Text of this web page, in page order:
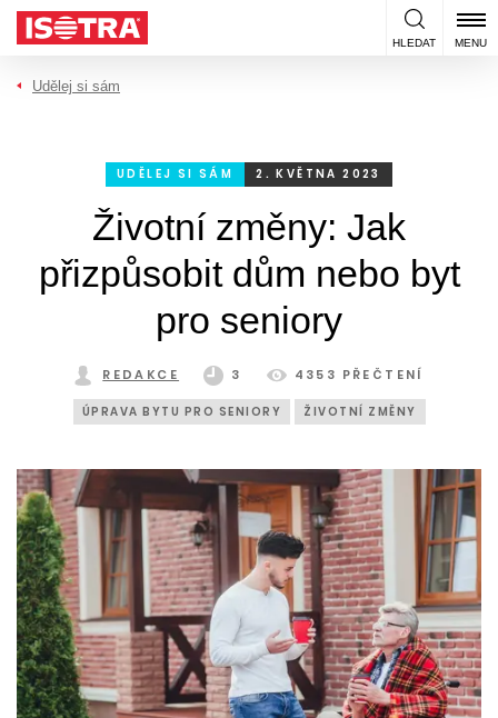
Přeskočit na obsah
HLEDAT MENU
Udělej si sám
UDĚLEJ SI SÁM 2. KVĚTNA 2023
Životní změny: Jak
přizpůsobit dům nebo byt
pro seniory
REDAKCE 3 4353 PŘEČTENÍ
ÚPRAVA BYTU PRO SENIORY ŽIVOTNÍ ZMĚNY